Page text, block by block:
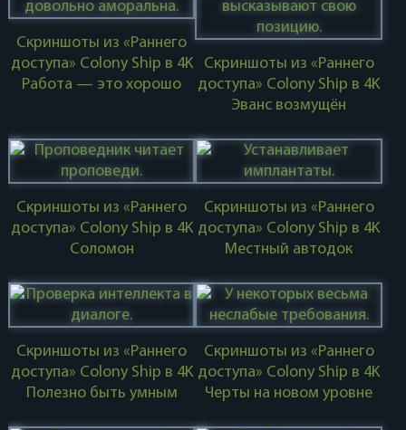
Скриншоты из «Раннего
доступа» Colony Ship в 4K
Работа — это хорошо
Скриншоты из «Раннего
доступа» Colony Ship в 4K
Эванс возмущён
Скриншоты из «Раннего
доступа» Colony Ship в 4K
Соломон
Скриншоты из «Раннего
доступа» Colony Ship в 4K
Местный автодок
Скриншоты из «Раннего
доступа» Colony Ship в 4K
Полезно быть умным
Скриншоты из «Раннего
доступа» Colony Ship в 4K
Черты на новом уровне